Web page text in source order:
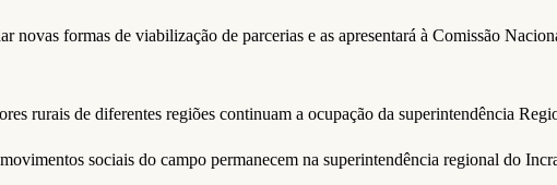
novas formas de viabilização de parcerias e as apresentará à Comissão
rurais de diferentes regiões continuam a ocupação da superintendência
sociais do campo permanecem na superintendência regional do